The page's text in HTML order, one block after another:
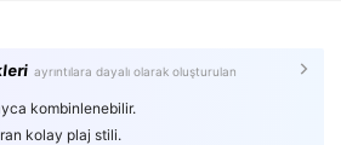
ayrıntılara dayalı olarak oluşturulan
kombinlenebilir.
kolay plaj stili.